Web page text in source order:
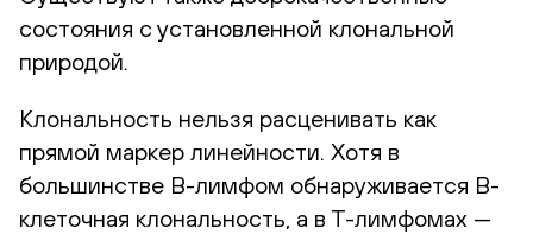
состояния с установленной клональной
природой.
Клональность нельзя расценивать как
прямой маркер линейности. Хотя в
большинстве В-лимфом обнаруживается В-
клеточная клональность, а в Т-лимфомах —